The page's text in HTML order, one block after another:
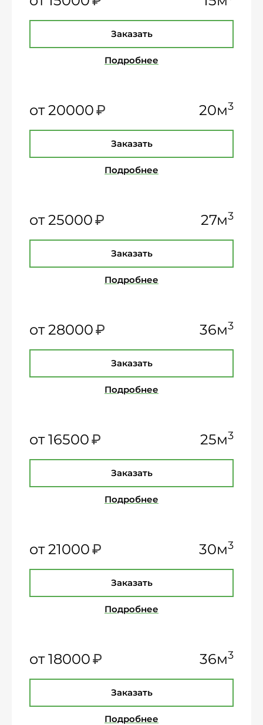
Заказать
Подробнее
от 20000 ₽ 20м3
Заказать
Подробнее
от 25000 ₽ 27м3
Заказать
Подробнее
от 28000 ₽ 36м3
Заказать
Подробнее
от 16500 ₽ 25м3
Заказать
Подробнее
от 21000 ₽ 30м3
Заказать
Подробнее
от 18000 ₽ 36м3
Заказать
Подробнее